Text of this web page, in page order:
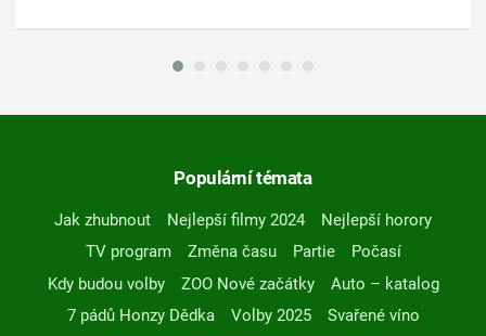
Populární témata
Jak zhubnout Nejlepší filmy 2024
Nejlepší horory
TV program
Změna času Partie
Počasí
Kdy budou volby
ZOO Nové začátky
Auto – katalog
7 pádů Honzy Dědka
Volby 2025
Svařené víno